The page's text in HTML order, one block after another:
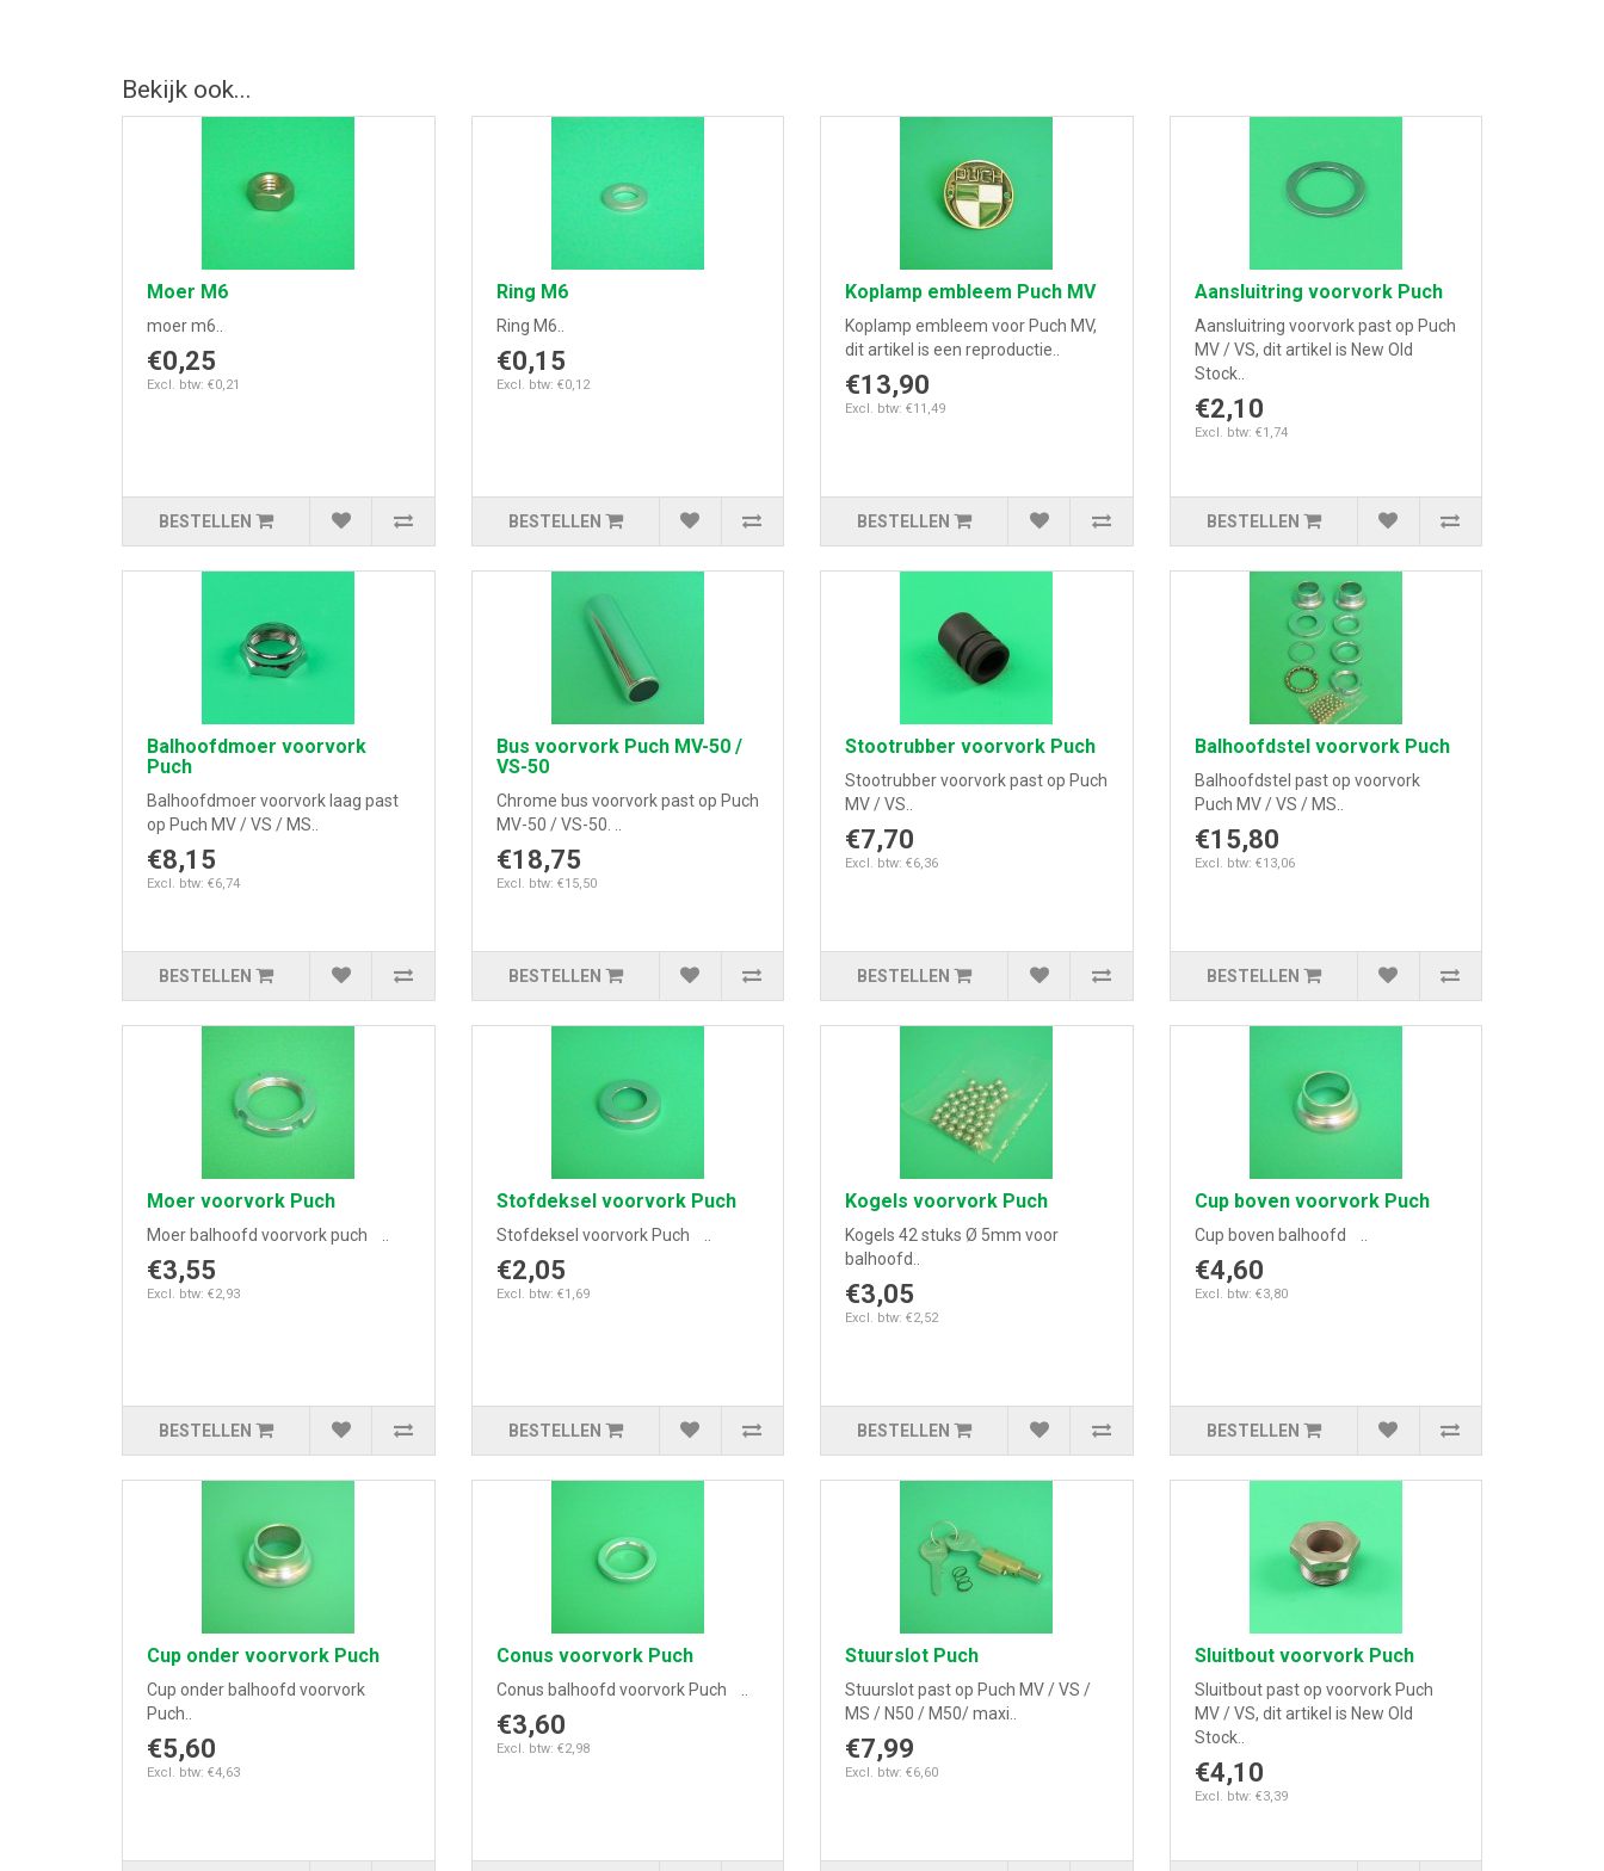
Bekijk ook...
Moer M6
moer m6..
€0,25
Excl. btw: €0,21
BESTELLEN
Ring M6
Ring M6..
€0,15
Excl. btw: €0,12
BESTELLEN
Koplamp embleem Puch MV
Koplamp embleem voor Puch MV,
dit artikel is een reproductie..
€13,90
Excl. btw: €11,49
BESTELLEN
Aansluitring voorvork Puch
Aansluitring voorvork past op Puch
MV / VS, dit artikel is New Old
Stock..
€2,10
Excl. btw: €1,74
BESTELLEN
Balhoofdmoer voorvork
Puch
Balhoofdmoer voorvork laag past
op Puch MV / VS / MS..
€8,15
Excl. btw: €6,74
BESTELLEN
Bus voorvork Puch MV-50 /
VS-50
Chrome bus voorvork past op Puch
MV-50 / VS-50. ..
€18,75
Excl. btw: €15,50
BESTELLEN
Stootrubber voorvork Puch
Stootrubber voorvork past op Puch
MV / VS..
€7,70
Excl. btw: €6,36
BESTELLEN
Balhoofdstel voorvork Puch
Balhoofdstel past op voorvork
Puch MV / VS / MS..
€15,80
Excl. btw: €13,06
BESTELLEN
Moer voorvork Puch
Moer balhoofd voorvork puch ..
€3,55
Excl. btw: €2,93
BESTELLEN
Stofdeksel voorvork Puch
Stofdeksel voorvork Puch ..
€2,05
Excl. btw: €1,69
BESTELLEN
Kogels voorvork Puch
Kogels 42 stuks Ø 5mm voor
balhoofd..
€3,05
Excl. btw: €2,52
BESTELLEN
Cup boven voorvork Puch
Cup boven balhoofd ..
€4,60
Excl. btw: €3,80
BESTELLEN
Cup onder voorvork Puch
Cup onder balhoofd voorvork
Puch..
€5,60
Excl. btw: €4,63
Conus voorvork Puch
Conus balhoofd voorvork Puch ..
€3,60
Excl. btw: €2,98
Stuurslot Puch
Stuurslot past op Puch MV / VS /
MS / N50 / M50/ maxi..
€7,99
Excl. btw: €6,60
Sluitbout voorvork Puch
Sluitbout past op voorvork Puch
MV / VS, dit artikel is New Old
Stock..
€4,10
Excl. btw: €3,39